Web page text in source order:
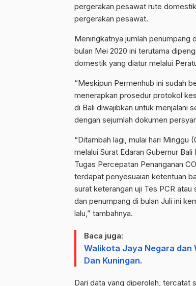
pergerakan pesawat rute
pergerakan pesawat.
Meningkatnya jumlah penumpang
bulan Mei 2020 ini terutama
domestik yang diatur melalui
“Meskipun Permenhub ini sudah
menerapkan prosedur protokol
di Bali diwajibkan untuk menjalani
dengan sejumlah dokumen
“Ditambah lagi, mulai hari Minggu
melalui Surat Edaran Gubernur
Tugas Percepatan Penanganan
terdapat penyesuaian ketentuan
surat keterangan uji Tes PCR
dan penumpang di bulan Juli ini
lalu,” tambahnya.
Baca juga:
Walikota Jaya Negara dan
Dan Kuningan.
Dari data yang diperoleh, tercatat